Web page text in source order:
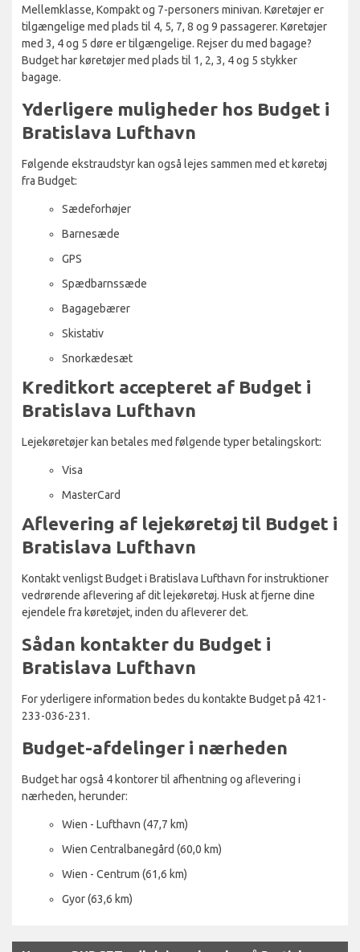
Mellemklasse, Kompakt og 7-personers minivan. Køretøjer er
tilgængelige med plads til 4, 5, 7, 8 og 9 passagerer. Køretøjer
med 3, 4 og 5 døre er tilgængelige. Rejser du med bagage?
Budget har køretøjer med plads til 1, 2, 3, 4 og 5 stykker
bagage.
Yderligere muligheder hos Budget i
Bratislava Lufthavn
Følgende ekstraudstyr kan også lejes sammen med et køretøj
fra Budget:
Sædeforhøjer
Barnesæde
GPS
Spædbarnssæde
Bagagebærer
Skistativ
Snorkædesæt
Kreditkort accepteret af Budget i
Bratislava Lufthavn
Lejekøretøjer kan betales med følgende typer betalingskort:
Visa
MasterCard
Aflevering af lejekøretøj til Budget i
Bratislava Lufthavn
Kontakt venligst Budget i Bratislava Lufthavn for instruktioner
vedrørende aflevering af dit lejekøretøj. Husk at fjerne dine
ejendele fra køretøjet, inden du afleverer det.
Sådan kontakter du Budget i
Bratislava Lufthavn
For yderligere information bedes du kontakte Budget på 421-
233-036-231.
Budget-afdelinger i nærheden
Budget har også 4 kontorer til afhentning og aflevering i
nærheden, herunder:
Wien - Lufthavn (47,7 km)
Wien Centralbanegård (60,0 km)
Wien - Centrum (61,6 km)
Gyor (63,6 km)